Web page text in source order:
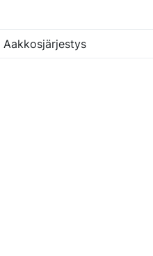
Aakkosjärjestys